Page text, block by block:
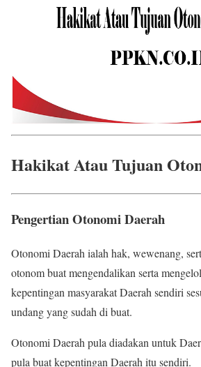
Hakikat Atau Tujuan
Pengertian Otonomi Daerah
Otonomi Daerah ialah hak, wewenang,
otonom buat mengendalikan serta
kepentingan masyarakat Daerah sendiri
undang yang sudah di buat.
Otonomi Daerah pula diadakan untuk
pula buat kepentingan Daerah itu sendiri.